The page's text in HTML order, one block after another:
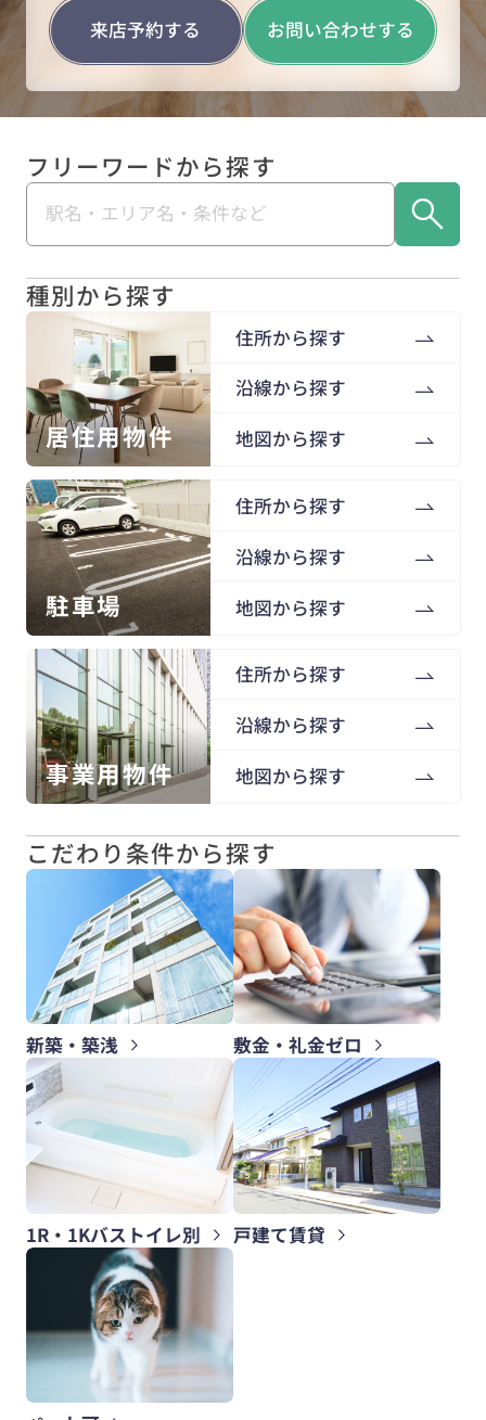
来店予約する お問い合わせする
フリーワードから探す
種別から探す
居住用物件
住所から探す
沿線から探す
地図から探す
駐車場
住所から探す
沿線から探す
地図から探す
事業用物件
住所から探す
沿線から探す
地図から探す
こだわり条件から探す
新築・築浅 敷金・礼金ゼロ
1R・1Kバストイレ別 戸建て賃貸